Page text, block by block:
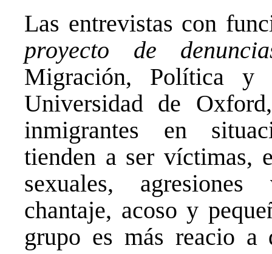
Las entrevistas con
proyecto de
Migración, Política y
Universidad de
inmigrantes en
tienden a ser víctimas,
sexuales,
chantaje, acoso y
grupo es más reacio a